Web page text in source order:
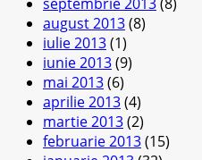
august 2013(8)
iulie 2013(1)
iunie 2013(9)
mai 2013(6)
aprilie 2013(4)
martie 2013(2)
februarie 2013(15)